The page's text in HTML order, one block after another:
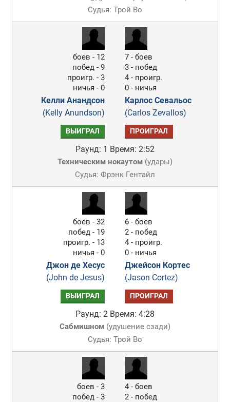
Судья: Трой Во
боев - 12
побед - 9
проигр. - 3
ничья - 0
Келли Анандсон
(Kelly Anundson)
7 - боев
3 - побед
4 - проигр.
0 - ничья
Карлос Севальос
(Carlos Zevallos)
ВЫИГРАЛ ПРОИГРАЛ
Раунд: 1 Время: 2:52
Техническим нокаутом(удары)
Судья: Фрэнк Гентайл
боев - 32
побед - 19
проигр. - 13
ничья - 0
Джон де Хесус
(John de Jesus)
6 - боев
2 - побед
4 - проигр.
0 - ничья
Джейсон Кортес
(Jason Cortez)
ВЫИГРАЛ ПРОИГРАЛ
Раунд: 2 Время: 4:28
Сабмишном(удушение сзади)
Судья: Трой Во
боев - 3
побед - 3
4 - боев
2 - побед